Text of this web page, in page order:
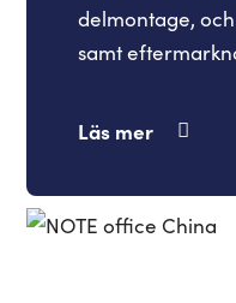
delmontage,
samt
Läs mer